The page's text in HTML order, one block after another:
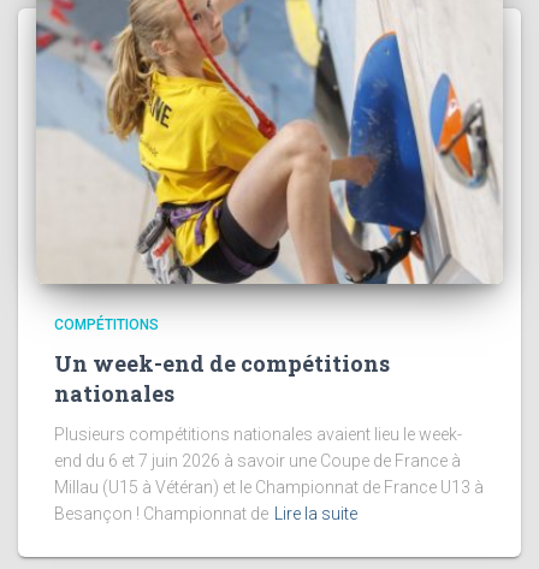
COMPÉTITIONS
Un week-end de compétitions
nationales
Plusieurs compétitions nationales avaient lieu le week-
end du 6 et 7 juin 2026 à savoir une Coupe de France à
Millau (U15 à Vétéran) et le Championnat de France U13 à
Besançon ! Championnat de Lire la suite